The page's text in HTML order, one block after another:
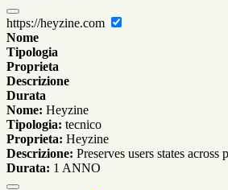
https://heyzine.com
Nome
Tipologia
Proprieta
Descrizione
Durata
Nome: Heyzine
Tipologia: tecnico
Proprieta: Heyzine
Descrizione: Preserves users states across
Durata: 1 ANNO